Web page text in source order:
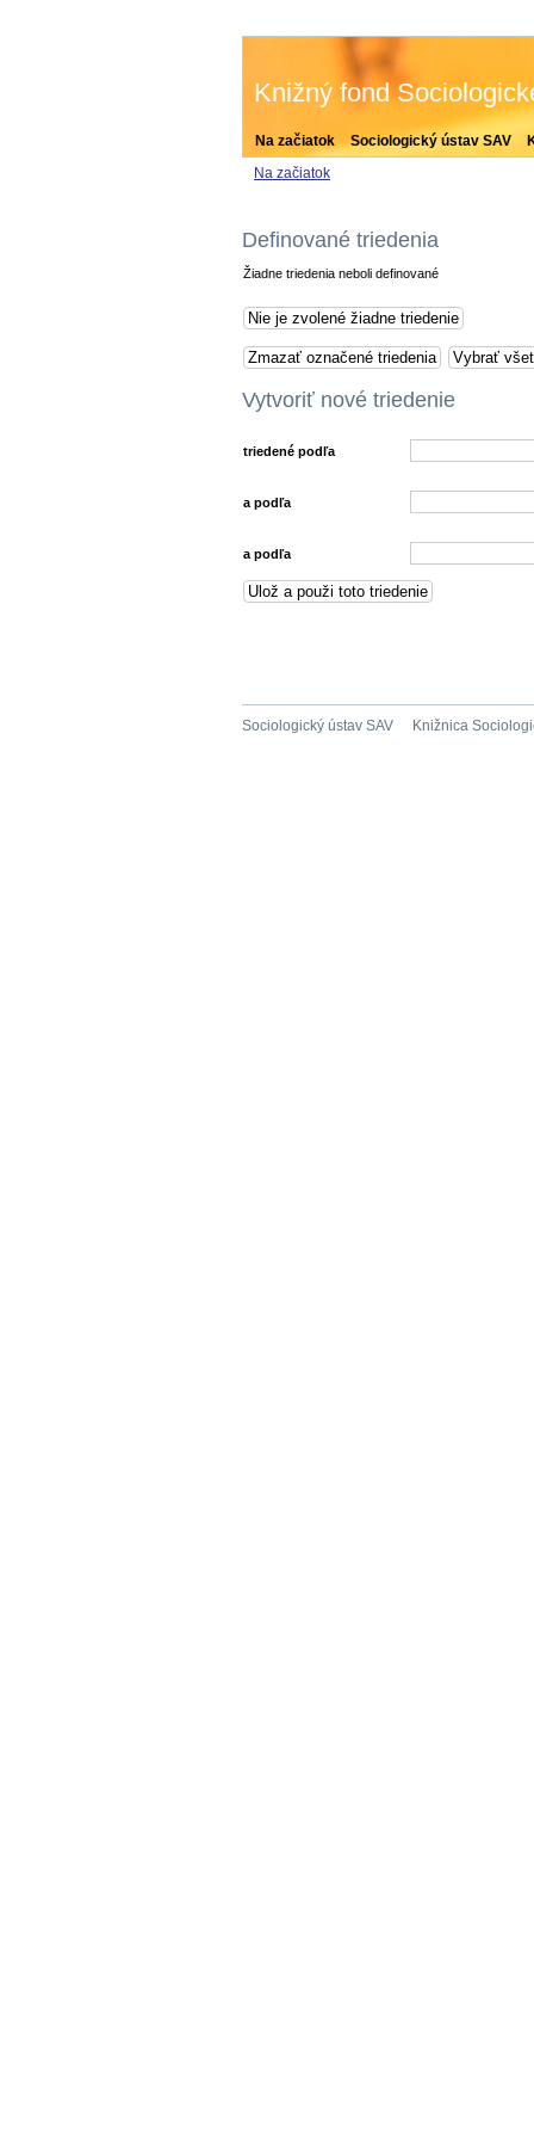
Na začiatok Sociologický ústav SAV
Knižný fond
Na začiatok
Definované triedenia
Žiadne triedenia neboli definované
Vytvoriť nové triedenie
triedené podľa
a podľa
a podľa
Sociologický ústav SAV Knižnica